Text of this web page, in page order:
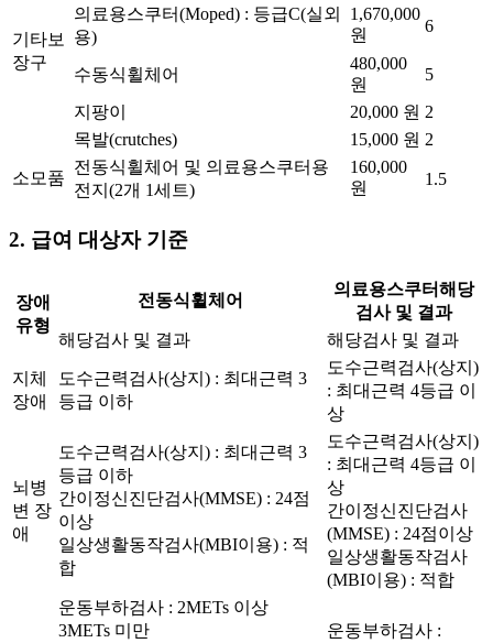
기타보
장구
의료용스쿠터(Moped) : 등급C(실외
용)
1,670,000
원
6
수동식휠체어
480,000
원
5
지팡이
20,000 원 2
목발(crutches)
15,000 원 2
소모품
전동식휠체어 및 의료용스쿠터용
전지(2개 1세트)
160,000
원
1.5
2. 급여 대상자 기준
장애
유형
전동식휠체어
의료용스쿠터해당
검사 및 결과
해당검사 및 결과
해당검사 및 결과
지체
장애
도수근력검사(상지) : 최대근력 3
등급 이하
도수근력검사(상지)
: 최대근력 4등급 이
상
뇌병
변 장
애
도수근력검사(상지) : 최대근력 3
등급 이하
간이정신진단검사(MMSE) : 24점
이상
일상생활동작검사(MBI이용) : 적
합
도수근력검사(상지)
: 최대근력 4등급 이
상
간이정신진단검사
(MMSE) : 24점이상
일상생활동작검사
(MBI이용) : 적합
운동부하검사 : 2METs 이상
3METs 미만
운동부하검사 :